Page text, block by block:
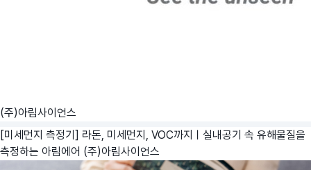
(주)아림사이언스
[미세먼지 측정기] 라돈, 미세먼지, VOC까지ㅣ실내공기 속 유해물질을
측정하는 아림에어 (주)아림사이언스